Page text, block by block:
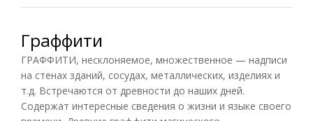
Граффити
ГРАФФИТИ, несклоняемое, множественное — надписи
на стенах зданий, сосудах, металлических, изделиях и
т.д. Встречаются от древности до наших дней.
Содержат интересные сведения о жизни и языке своего